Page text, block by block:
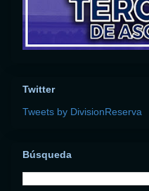
Twitter
Tweets by DivisionReserva
Búsqueda